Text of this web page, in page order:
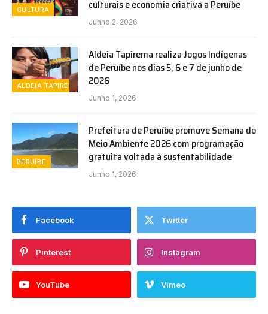
CULTURA culturais e economia criativa a Peruíbe
Junho 2, 2026
ALDEIA TAPIREMA
Aldeia Tapirema realiza Jogos Indígenas
de Peruíbe nos dias 5, 6 e 7 de junho de
2026
Junho 1, 2026
PERUÍBE
Prefeitura de Peruíbe promove Semana do
Meio Ambiente 2026 com programação
gratuita voltada à sustentabilidade
Junho 1, 2026
Facebook Twitter
Pinterest Instagram
YouTube Vimeo